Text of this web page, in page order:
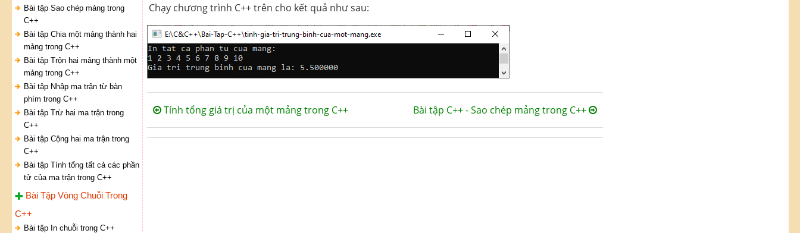
Bài tập Sao chép mảng trong
C++
Bài tập Chia một mảng thành hai
mảng trong C++
Bài tập Trộn hai mảng thành một
mảng trong C++
Bài tập Nhập ma trận từ bàn
phím trong C++
Bài tập Trừ hai ma trận trong
C++
Bài tập Cộng hai ma trận trong
C++
Bài tập Tính tổng tất cả các phần
tử của ma trận trong C++
Bài Tập Vòng Chuỗi Trong
C++
Bài tập In chuỗi trong C++
Chạy chương trình C++ trên cho kết quả như sau:
Tính tổng giá trị của một mảng trong C++ Bài tập C++ - Sao chép mảng trong C++